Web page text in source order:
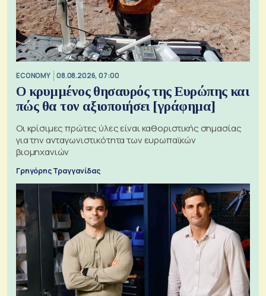
ECONOMY 08.08.2026, 07:00
Ο κρυμμένος θησαυρός της Ευρώπης και
πώς θα τον αξιοποιήσει [γράφημα]
Οι κρίσιμες πρώτες ύλες είναι καθοριστικής σημασίας
για την ανταγωνιστικότητα των ευρωπαϊκών
βιομηχανιών
Γρηγόρης Τραγγανίδας